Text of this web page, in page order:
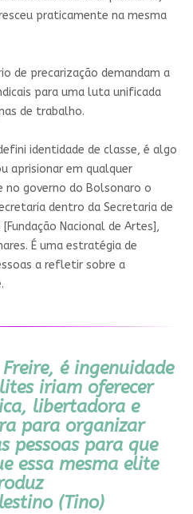
praticamente na mesma
de precarização demandam a
para uma luta unificada
de trabalho.
identidade de classe, é algo
aprisionar em qualquer
no governo do Bolsonaro o
dentro da Secretaria de
Nacional de Artes],
É uma estratégia de
a refletir sobre a
é ingenuidade
iriam oferecer
libertadora e
para organizar
pessoas para que
essa mesma elite
(Tino)